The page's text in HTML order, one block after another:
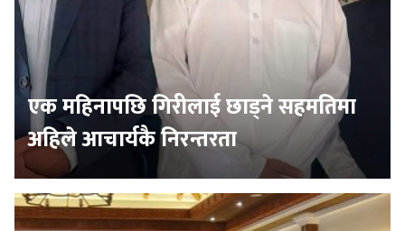
एक महिनापछि गिरीलाई छाड्ने सहमतिमा
अहिले आचार्यकै निरन्तरता